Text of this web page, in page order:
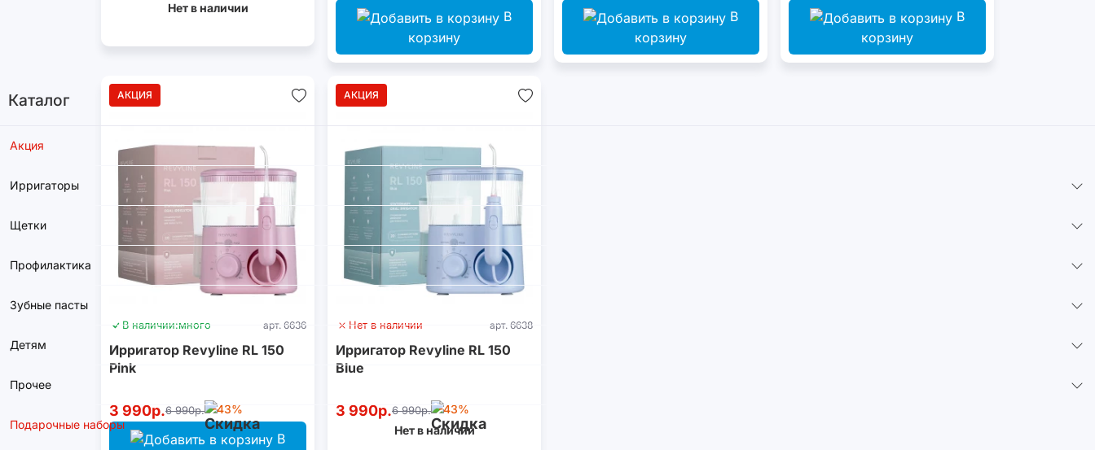
Каталог
Акция
Ирригаторы
Щетки
Профилактика
Зубные пасты
Детям
Прочее
Подарочные наборы
Нет в наличии
В
корзину
В
корзину
В
корзину
АКЦИЯ
В наличии:много арт. 6636
Ирригатор Revyline RL 150
Pink
3 990р.6 990р. -43%
В
АКЦИЯ
Нет в наличии арт. 6638
Ирригатор Revyline RL 150
Blue
3 990р.6 990р. -43%
Нет в наличии